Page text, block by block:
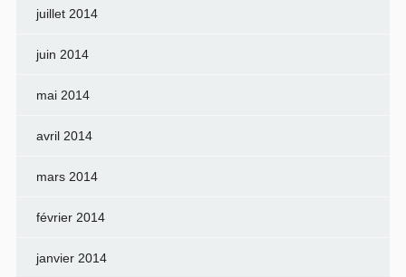
juillet 2014
juin 2014
mai 2014
avril 2014
mars 2014
février 2014
janvier 2014